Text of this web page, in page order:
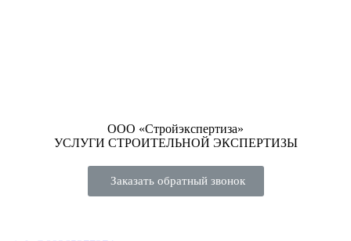
ООО «Стройэкспертиза»
УСЛУГИ СТРОИТЕЛЬНОЙ ЭКСПЕРТИЗЫ
Заказать обратный звонок